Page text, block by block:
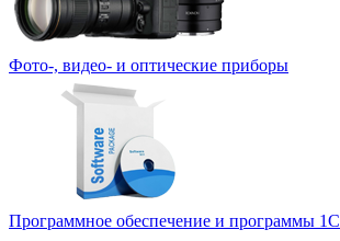
Фото-, видео- и оптические приборы
Программное обеспечение и программы 1С